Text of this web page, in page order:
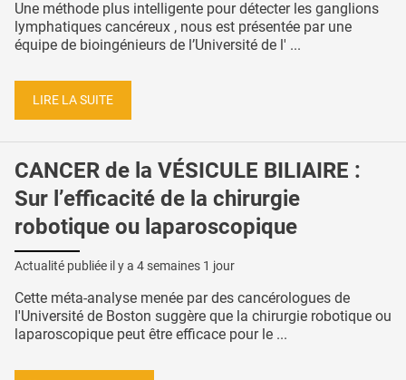
Une méthode plus intelligente pour détecter les ganglions
lymphatiques cancéreux , nous est présentée par une
équipe de bioingénieurs de l’Université de l' ...
LIRE LA SUITE
CANCER de la VÉSICULE BILIAIRE :
Sur l’efficacité de la chirurgie
robotique ou laparoscopique
Actualité publiée il y a 4 semaines 1 jour
Cette méta-analyse menée par des cancérologues de
l'Université de Boston suggère que la chirurgie robotique ou
laparoscopique peut être efficace pour le ...